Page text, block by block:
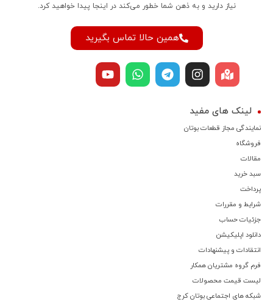
نیاز دارید و به ذهن شما خطور می‌کند در اینجا پیدا خواهید کرد.
همین حالا تماس بگیرید
لینک های مفید
نمایندگی مجاز قطعات بوتان
فروشگاه
مقالات
سبد خرید
پرداخت
شرایط و مقررات
جزئیات حساب
دانلود اپلیکیشن
انتقادات و پیشنهادات
فرم گروه مشتریان همکار
لیست قیمت محصولات
شبکه های اجتماعی بوتان کرج